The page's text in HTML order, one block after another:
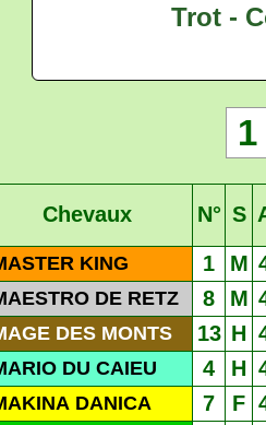
Trot -
1
Chevaux N° S
KING 1 M
DE RETZ 8 M
DES MONTS 13 H
DU CAIEU 4 H
DANICA 7 F